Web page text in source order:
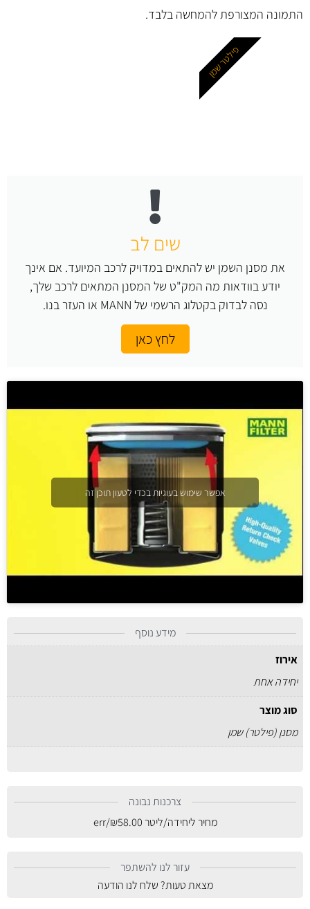
התמונה המצורפת להמחשה בלבד.
שים לב
את מסנן השמן יש להתאים במדויק לרכב המיועד. אם אינך
יודע בוודאות מה המק"ט של המסנן המתאים לרכב שלך,
נסה לבדוק בקטלוג הרשמי של MANN או העזר בנו.
לחץ כאן
פילטר שמן
אפשר שימוש בעוגיות בכדי לטעון תוכן זה
מידע נוסף
אירוז
יחידה אחת
סוג מוצר
מסנן (פילטר) שמן
צרכנות נבונה
מחיר ליחידה/ליטר
₪58.00
/err
עזור לנו להשתפר
מצאת טעות? שלח לנו הודעה